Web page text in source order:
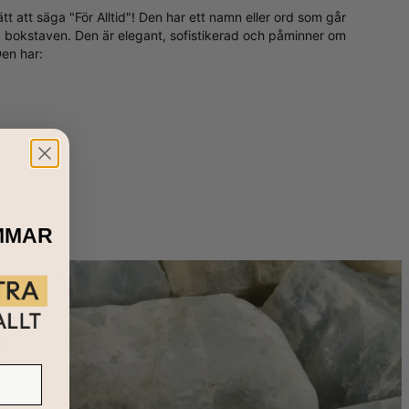
att säga "För Alltid"! Den har ett namn eller ord som går
Den är elegant, sofistikerad och påminner om
har:
sättet att påminnas om någon speciell som har en
eller ett ord med en mening som inte avslöjar för
s iGuldplätering